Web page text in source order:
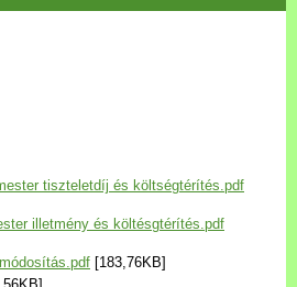
tiszteletdíj és költségtérítés.pdf
illetmény és költésgtérítés.pdf
[183,76KB]